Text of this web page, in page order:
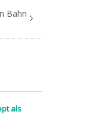
Bahn
als